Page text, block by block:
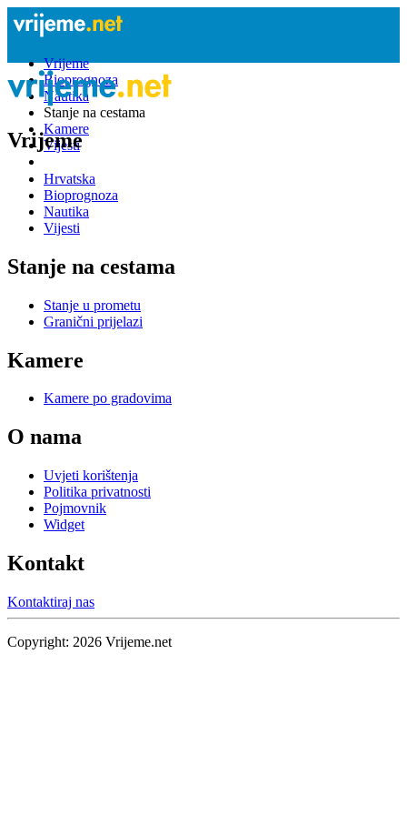
Vrijeme
Bioprognoza
Nautika
Stanje na cestama
Kamere
Vijesti
Vrijeme
Hrvatska
Bioprognoza
Nautika
Vijesti
Stanje na cestama
Stanje u prometu
Granični prijelazi
Kamere
Kamere po gradovima
O nama
Uvjeti korištenja
Politika privatnosti
Pojmovnik
Widget
Kontakt
Kontaktiraj nas
Copyright: 2026 Vrijeme.net